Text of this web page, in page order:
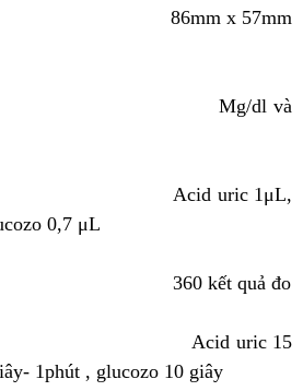
phẩm 86mm x 57mm
vị đoMg/dl và
tối thiểuAcid uric 1μL,
0,7 μL
360 kết quả đo
đoAcid uric 15
1phút , glucozo 10 giây